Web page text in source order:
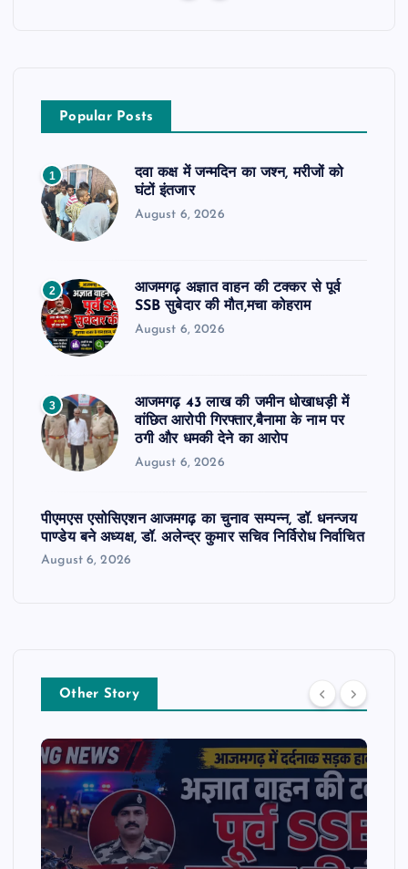
Popular Posts
1
दवा कक्ष में जन्मदिन का जश्न, मरीजों को
घंटों इंतजार
August 6, 2026
2
आजमगढ़ अज्ञात वाहन की टक्कर से पूर्व
SSB सुबेदार की मौत,मचा कोहराम
August 6, 2026
3
आजमगढ़ 43 लाख की जमीन धोखाधड़ी में
वांछित आरोपी गिरफ्तार,बैनामा के नाम पर
ठगी और धमकी देने का आरोप
August 6, 2026
पीएमएस एसोसिएशन आजमगढ़ का चुनाव सम्पन्न, डॉ. धनन्जय
पाण्डेय बने अध्यक्ष, डॉ. अलेन्द्र कुमार सचिव निर्विरोध निर्वाचित
August 6, 2026
Other Story